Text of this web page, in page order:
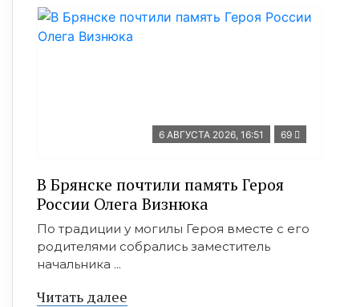
6 АВГУСТА 2026, 16:51 69
В Брянске почтили память Героя
России Олега Визнюка
По традиции у могилы Героя вместе с его
родителями собрались заместитель
начальника ...
Читать далее